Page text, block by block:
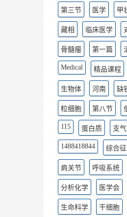
第三节 医学 甲
藏相 临床医学
骨髓瘤 第一篇
Medical 精品课程
生物体 河南 缺
粒细胞 第八节
115 蛋白质 支
1488418844 综合征
肩关节 呼吸系统
分析化学 医学会
生命科学 干细胞